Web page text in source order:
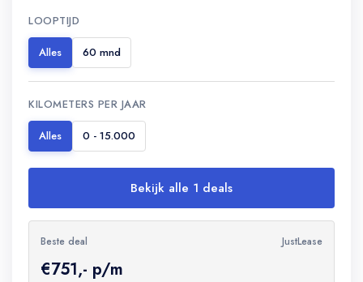
LOOPTIJD
Alles 60 mnd
KILOMETERS PER JAAR
Alles 0 - 15.000
Bekijk alle 1 deals
Beste deal JustLease
€751,- p/m